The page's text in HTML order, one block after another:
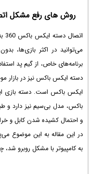
روش های رفع مشکل
اتصال دسته ایکس باکس 360 به کامپیوتر با سیم
می‌توانید در اکثر بازی‌ها،
برنامه‌های خاص، از گیم پد
دسته ایکس باکس نیز در بازار
باکس، مدل بی‌سیم نیز دارد و
و احتمال کشیده شدن کابل و
در این مقاله به این موضوع
به کامپیوتر با مشکل روبرو شد،